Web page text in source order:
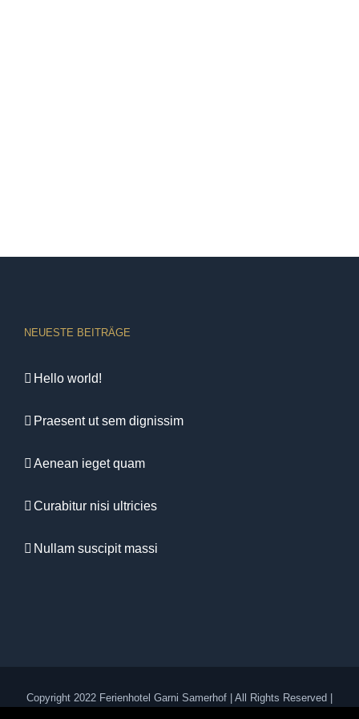
NEUESTE BEITRÄGE
Hello world!
Praesent ut sem dignissim
Aenean ieget quam
Curabitur nisi ultricies
Nullam suscipit massi
Copyright 2022 Ferienhotel Garni Samerhof | All Rights Reserved |